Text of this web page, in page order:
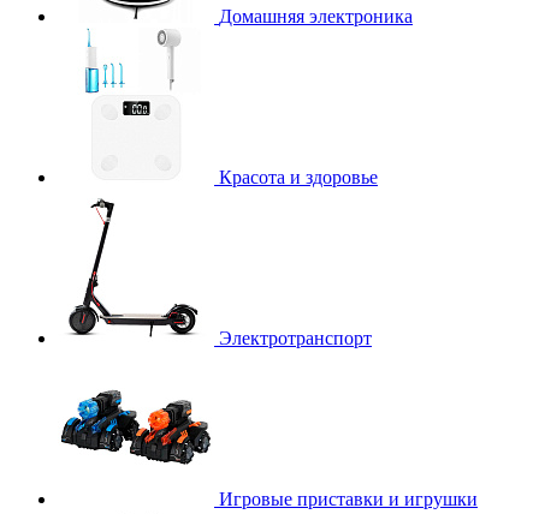
Домашняя электроника
Красота и здоровье
Электротранспорт
Игровые приставки и игрушки